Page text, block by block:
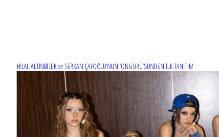
HİLAL ALTINBİLEK ve SERKAN ÇAYOĞLU’NUN ‘ÖNGÖRÜ’SÜNDEN İLK TANITIM